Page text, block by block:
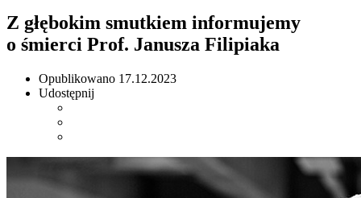
Z głębokim smutkiem informujemy
o śmierci Prof. Janusza Filipiaka
Opublikowano 17.12.2023
Udostępnij